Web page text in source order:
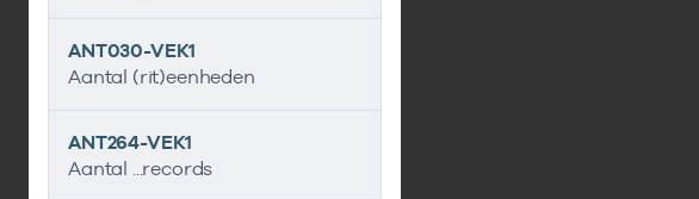
ANT030-VEK1
Aantal (rit)eenheden
ANT264-VEK1
Aantal ...records